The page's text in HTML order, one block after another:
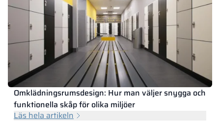
Omklädningsrumsdesign: Hur man väljer snygga och
funktionella skåp för olika miljöer
Läs hela artikeln